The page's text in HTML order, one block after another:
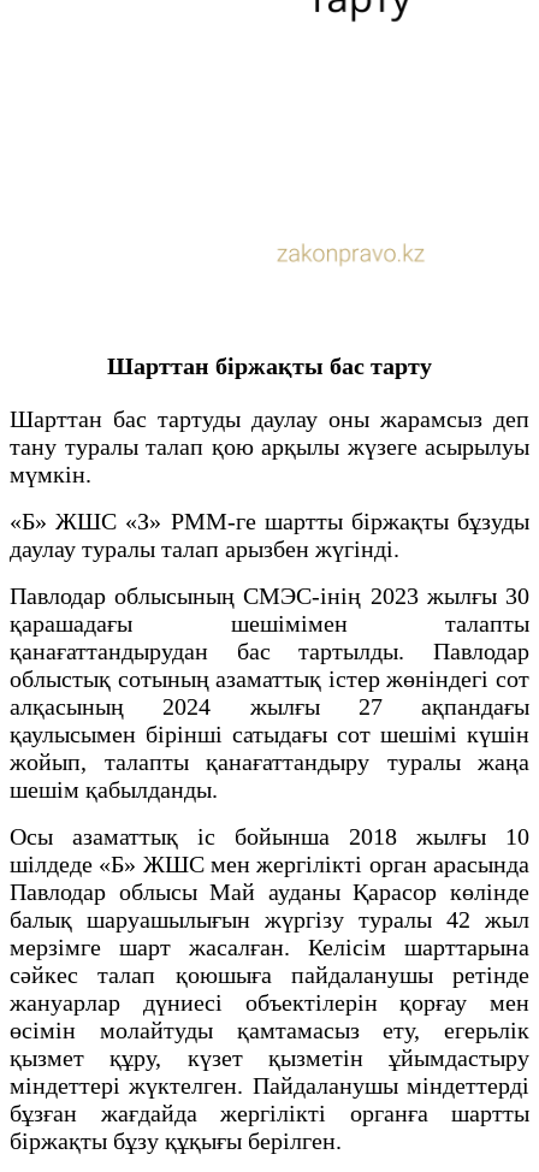
Шарттан біржақты бас тарту
Шарттан бас тартуды даулау оны жарамсыз деп
тану туралы талап қою арқылы жүзеге асырылуы
мүмкін.
«Б» ЖШС «З» РММ-ге шартты біржақты бұзуды
даулау туралы талап арызбен жүгінді.
Павлодар облысының СМЭС-інің 2023 жылғы 30
қарашадағы шешімімен талапты
қанағаттандырудан бас тартылды. Павлодар
облыстық сотының азаматтық істер жөніндегі сот
алқасының 2024 жылғы 27 ақпандағы
қаулысымен бірінші сатыдағы сот шешімі күшін
жойып, талапты қанағаттандыру туралы жаңа
шешім қабылданды.
Осы азаматтық іс бойынша 2018 жылғы 10
шілдеде «Б» ЖШС мен жергілікті орган арасында
Павлодар облысы Май ауданы Қарасор көлінде
балық шаруашылығын жүргізу туралы 42 жыл
мерзімге шарт жасалған. Келісім шарттарына
сәйкес талап қоюшыға пайдаланушы ретінде
жануарлар дүниесі объектілерін қорғау мен
өсімін молайтуды қамтамасыз ету, егерьлік
қызмет құру, күзет қызметін ұйымдастыру
міндеттері жүктелген. Пайдаланушы міндеттерді
бұзған жағдайда жергілікті органға шартты
біржақты бұзу құқығы берілген.